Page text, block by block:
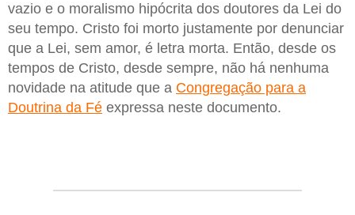
vazio e o moralismo hipócrita dos doutores da Lei do
seu tempo. Cristo foi morto justamente por denunciar
que a Lei, sem amor, é letra morta. Então, desde os
tempos de Cristo, desde sempre, não há nenhuma
novidade na atitude que a Congregação para a
Doutrina da Fé expressa neste documento.